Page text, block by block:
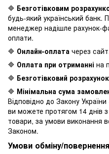
🔷 Безготівковим
будь-який український банк.
менеджер надішле рахунок-
оплати.
🔷 Онлайн-оплата через
🔷 Оплата при отриманні на
🔷 Безготівковий
🔷 Мінімальна сума
Відповідно до Закону
ви можете протягом 14 днів
товари, за умови виконання
Законом.
Умови обміну/